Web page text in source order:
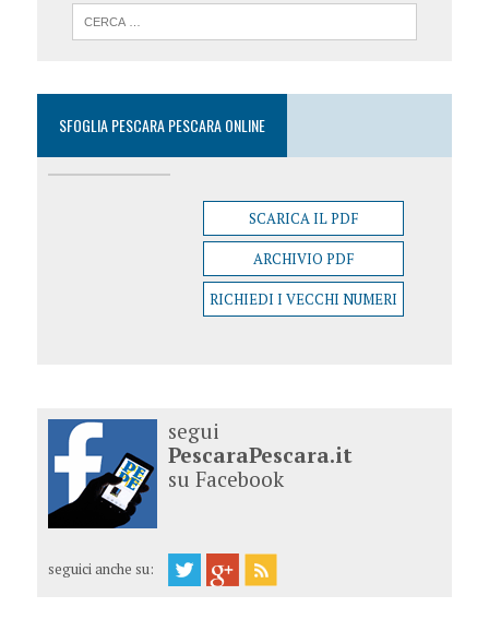
SFOGLIA PESCARA PESCARA ONLINE
SCARICA IL PDF
ARCHIVIO PDF
RICHIEDI I VECCHI NUMERI
segui
PescaraPescara.it
su Facebook
seguici anche su: